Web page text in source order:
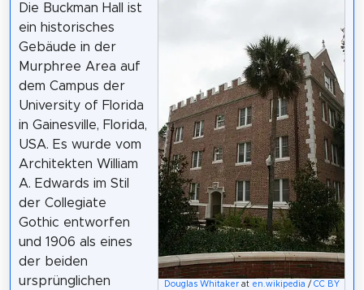
Douglas Whitakerat en.wikipedia / CC BY
Die Buckman Hall ist
ein historisches
Gebäude in der
Murphree Area auf
dem Campus der
University of Florida
in Gainesville, Florida,
USA. Es wurde vom
Architekten William
A. Edwards im Stil
der Collegiate
Gothic entworfen
und 1906 als eines
der beiden
ursprünglichen